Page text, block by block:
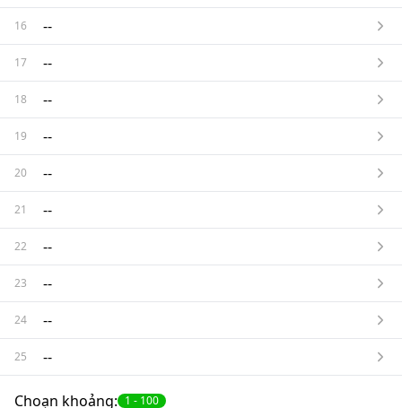
16 --
17 --
18 --
19 --
20 --
21 --
22 --
23 --
24 --
25 --
Choạn khoảng: 1 - 100